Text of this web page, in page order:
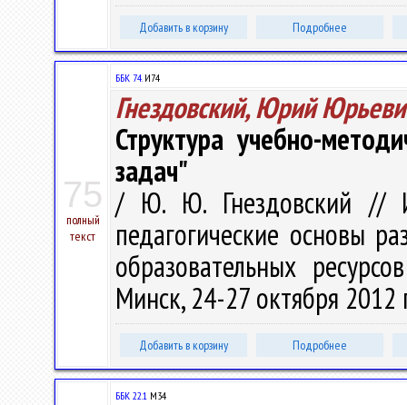
Добавить в корзину Подробнее
75
полный
текст
ББК 74.И74
Гнездовский, Юрий
Структура учебно-
задач"
/ Ю. Ю. Гнездовский //
педагогические основы
образовательных
Минск, 24-27 октября
Добавить в корзину Подробнее
ББК 22.1 М34